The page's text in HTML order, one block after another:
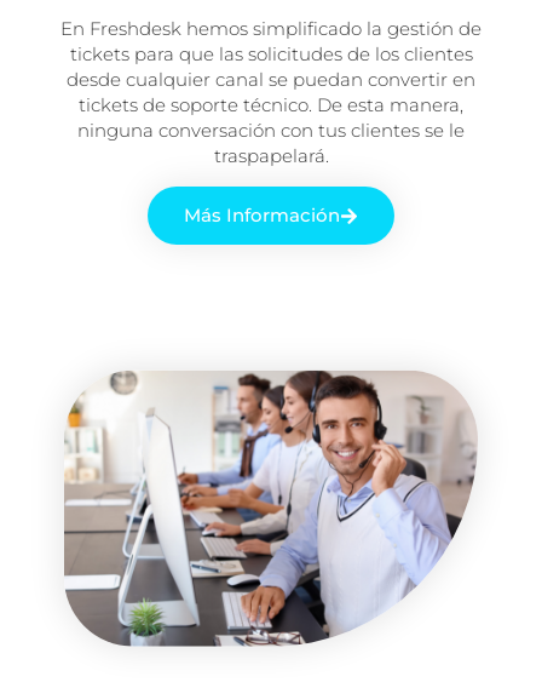
En Freshdesk hemos simplificado la gestión de
tickets para que las solicitudes de los clientes
desde cualquier canal se puedan convertir en
tickets de soporte técnico. De esta manera,
ninguna conversación con tus clientes se le
traspapelará.
Más Información